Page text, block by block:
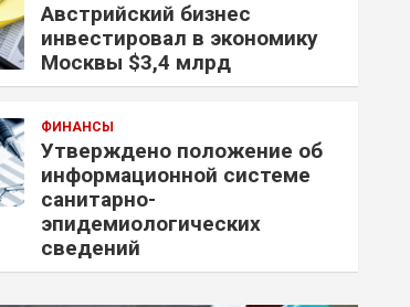
Австрийский бизнес
инвестировал в экономику
Москвы $3,4 млрд
ФИНАНСЫ
Утверждено положение об
информационной системе
санитарно-
эпидемиологических
сведений